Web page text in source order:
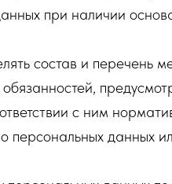
при наличии
состав и перечень
с ним
персональных данных